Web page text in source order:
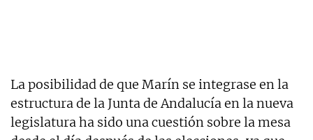
La posibilidad de que Marín se integrase en la
estructura de la Junta de Andalucía en la nueva
legislatura ha sido una cuestión sobre la mesa